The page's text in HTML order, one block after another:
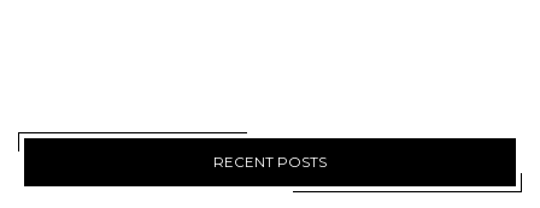
RECENT POSTS